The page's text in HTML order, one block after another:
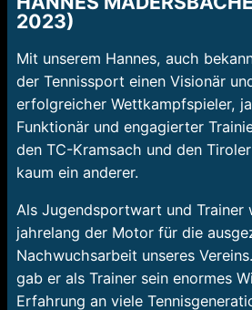
2023)
Mit unserem Hannes, auch
der Tennissport einen Visionär
erfolgreicher Wettkampfspieler,
Funktionär und engagierter
den TC-Kramsach und den
kaum ein anderer.
Als Jugendsportwart und Trainer
jahrelang der Motor für die
Nachwuchsarbeit unseres
gab er als Trainer sein enormes
Erfahrung an viele